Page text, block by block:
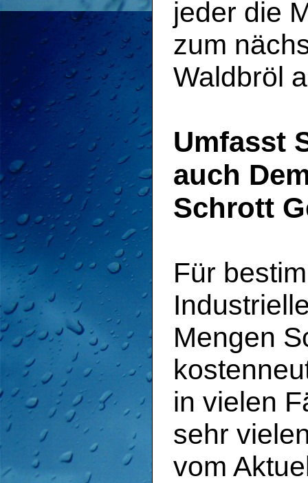
jeder die
zum
Waldbröl
Umfasst
auch
Schrott
Für
Mengen
in vielen
sehr
vom